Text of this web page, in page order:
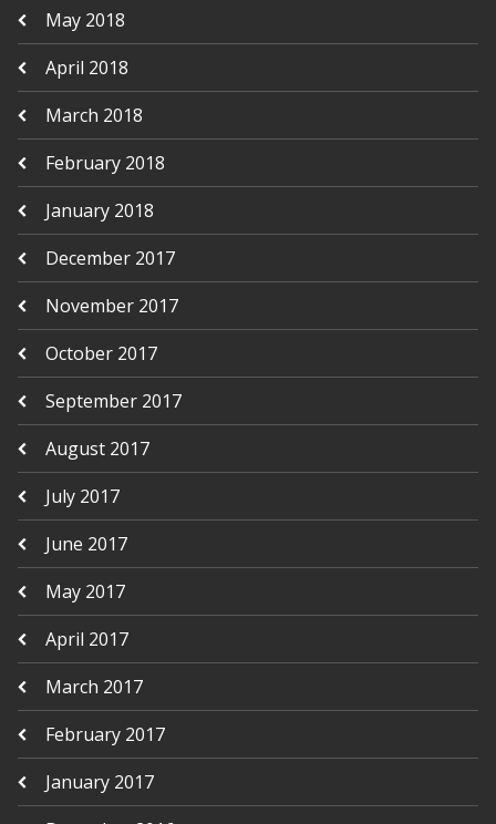
May 2018
April 2018
March 2018
February 2018
January 2018
December 2017
November 2017
October 2017
September 2017
August 2017
July 2017
June 2017
May 2017
April 2017
March 2017
February 2017
January 2017